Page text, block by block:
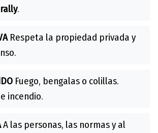
.
Respeta la propiedad privada y
Fuego, bengalas o colillas.
incendio.
A las personas, las normas y al